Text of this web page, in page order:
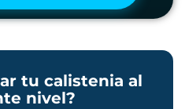
tu calistenia al
nivel?